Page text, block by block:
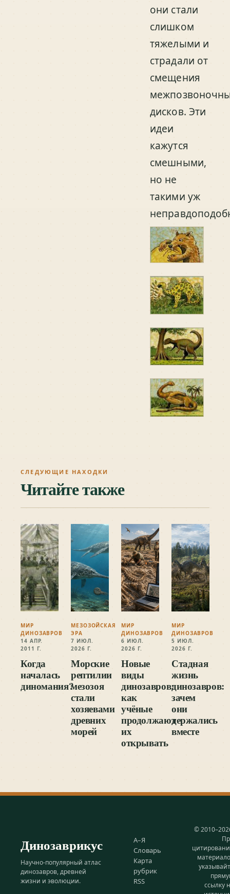
они стали
слишком
тяжелыми и
страдали от
смещения
дисков. Эти
идеи
кажутся
смешными,
но не
такими уж
СЛЕДУЮЩИЕ НАХОДКИ
Читайте также
МИР
ДИНОЗАВРОВ
14 АПР.
2011 Г.
Когда
началась
диномания?
МЕЗОЗОЙСКАЯ
ЭРА
7 ИЮЛ.
2026 Г.
Морские
рептилии
мезозоя
стали
хозяевами
древних
морей
МИР
ДИНОЗАВРОВ
6 ИЮЛ.
2026 Г.
Новые
виды
динозавров:
как
учёные
продолжают
их
открывать
МИР
ДИНОЗАВРОВ
5 ИЮЛ.
2026 Г.
Стадная
жизнь
динозавров:
зачем
они
держались
вместе
Динозаврикус
Научно-популярный атлас
динозавров, древней
жизни и эволюции.
А–Я
Словарь
Карта
рубрик
RSS
©
ссылку